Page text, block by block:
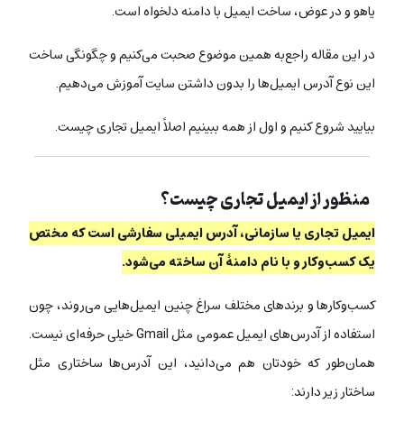
یاهو و در عوض، ساخت ایمیل با دامنه دلخواه است.
در این مقاله راجع‌به همین موضوع صحبت می‌کنیم و چگونگی ساخت
این نوع آدرس ایمیل‌ها را بدون داشتن سایت آموزش می‌دهیم.
بیایید شروع کنیم و اول از همه ببینیم اصلاً ایمیل تجاری چیست.
منظور از ایمیل تجاری چیست؟
ایمیل تجاری یا سازمانی، آدرس ایمیلی سفارشی است که مختص
یک کسب‌وکار و با نام دامنۀ آن ساخته می‌شود.
کسب‌وکارها و برندهای مختلف سراغ چنین ایمیل‌هایی می‌روند، چون
استفاده از آدرس‌های ایمیل عمومی مثل Gmail خیلی حرفه‌ای نیست.
همان‌طور که خودتان هم می‌دانید، این آدرس‌ها ساختاری مثل
ساختار زیر دارند: